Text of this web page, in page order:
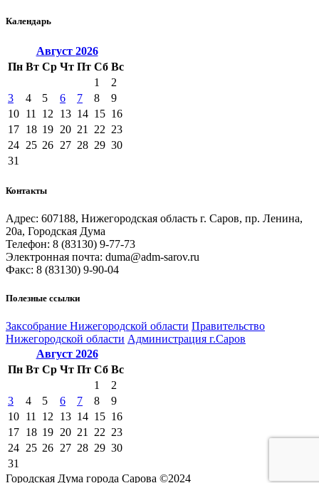
Календарь
Август 2026
Пн Вт Ср Чт Пт Сб Вс
1
2
3
4 5 6 7 8
9
10 11 12 13 14 15 16
17 18 19 20 21 22 23
24 25 26 27 28 29 30
31
Контакты
Адрес: 607188, Нижегородская область г. Саров, пр. Ленина,
20а, Городская Дума
Телефон: 8 (83130) 9-77-73
Электронная почта: duma@adm-sarov.ru
Факс: 8 (83130) 9-90-04
Полезные ссылки
Закcобрание Нижегородской области Правительство
Нижегородской области Администрация г.Саров
Август 2026
Пн Вт Ср Чт Пт Сб Вс
1
2
3
4 5 6 7 8
9
10 11 12 13 14 15 16
17 18 19 20 21 22 23
24 25 26 27 28 29 30
31
Городская Дума города Сарова ©2024